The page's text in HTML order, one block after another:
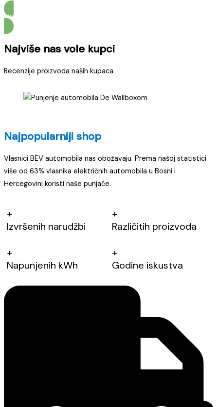
SURADNJA S TVRTKAMA
Najviše nas vole kupci
Recenzije proizvoda naših kupaca
Najpopularniji shop
Vlasnici BEV automobila nas obožavaju. Prema našoj statistici
više od 63% vlasnika električnih automobila u Bosni i
Hercegovini koristi naše punjače.
+
Izvršenih narudžbi
+
Različitih proizvoda
+
Napunjenih kWh
+
Godine iskustva